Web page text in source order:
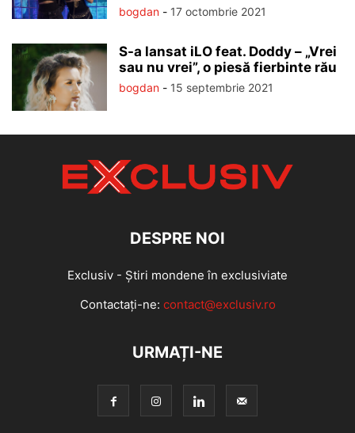
bogdan - 17 octombrie 2021
S-a lansat iLO feat. Doddy – „Vrei
sau nu vrei”, o piesă fierbinte rău
bogdan - 15 septembrie 2021
DESPRE NOI
Exclusiv - Știri mondene în exclusiviate
Contactați-ne: contact@exclusiv.ro
URMAȚI-NE